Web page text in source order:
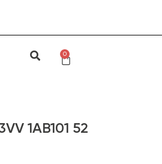
0
1AB101 52